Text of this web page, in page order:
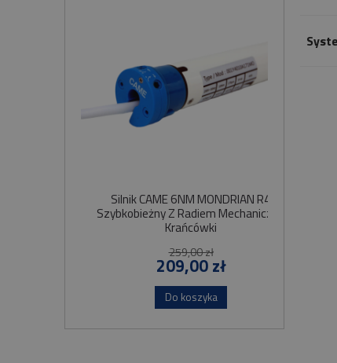
Silnik CAME 6NM MONDRIAN R4
Szybkobieżny Z Radiem Mechaniczne
Krańcówki
259,00 zł
209,00 zł
Do koszyka